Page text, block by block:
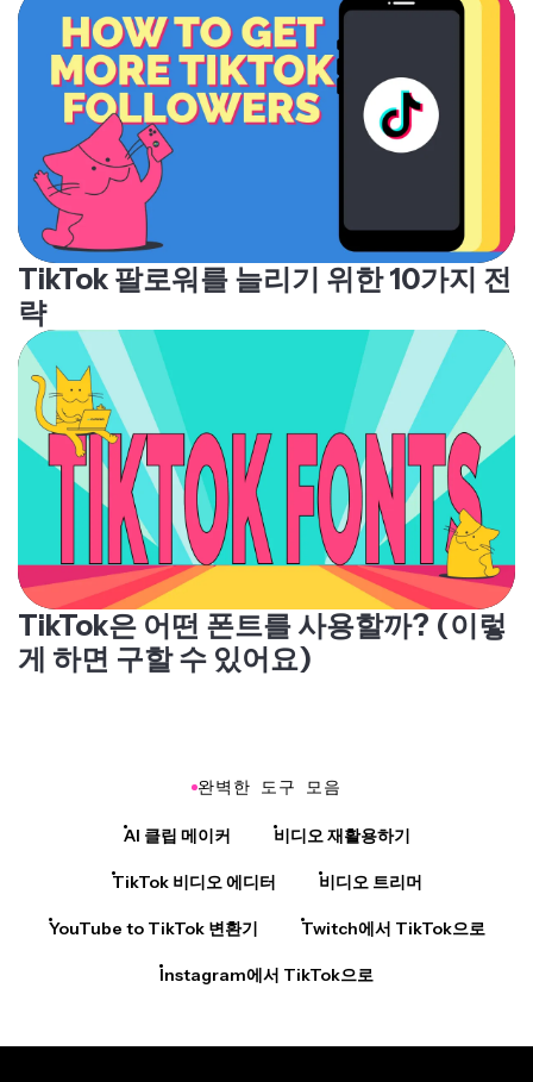
TikTok 팔로워를 늘리기 위한 10가지 전
략
TikTok은 어떤 폰트를 사용할까? (이렇
게 하면 구할 수 있어요)
완벽한 도구 모음
AI 클립 메이커 비디오 재활용하기
TikTok 비디오 에디터 비디오 트리머
YouTube to TikTok 변환기 Twitch에서 TikTok으로
Instagram에서 TikTok으로